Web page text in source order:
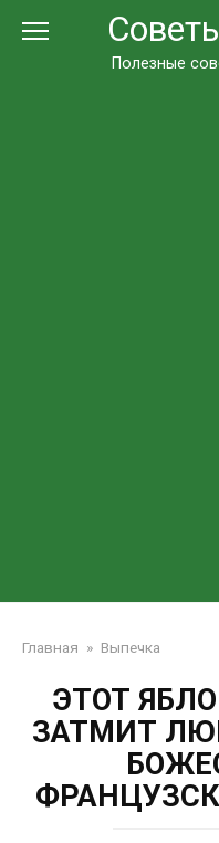
Полезные
Главная » Выпечка
ЭТОТ
ЗАТМИТ